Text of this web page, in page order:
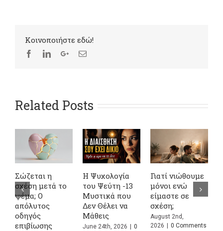
Kοινοποιήστε εδώ!
Related Posts
Σώζεται η
σχέση μετά το
ψέμα; Ο
απόλυτος
οδηγός
επιβίωσης
Η Ψυχολογία
του Ψεύτη -13
Μυστικά που
Δεν Θέλει να
Μάθεις
June 24th, 2026 | 0
Γιατί νιώθουμε
μόνοι ενώ
είμαστε σε
σχέση;
August 2nd,
2026 | 0 Comments